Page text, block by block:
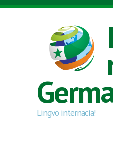
Skip to main content
Lingvo internacia!